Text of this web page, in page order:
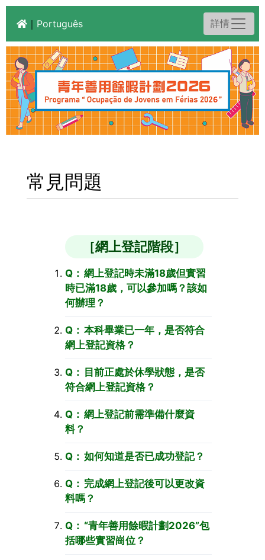
｜ Português 詳情
常見問題
［網上登記階段］
網上登記時未滿18歲但實習
時已滿18歲，可以參加嗎？該如
何辦理？
本科畢業已一年，是否符合
網上登記資格？
目前正處於休學狀態，是否
符合網上登記資格？
網上登記前需準備什麼資
料？
如何知道是否已成功登記？
完成網上登記後可以更改資
料嗎？
“青年善用餘暇計劃2026”包
括哪些實習崗位？